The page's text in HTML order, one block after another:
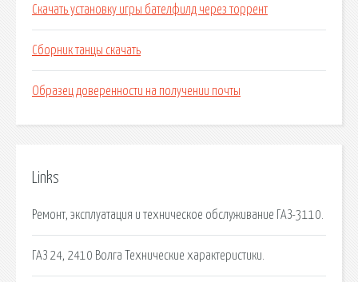
Скачать установку игры бателфилд через торрент
Сборник танцы скачать
Образец доверенности на получении почты
Links
Ремонт, эксплуатация и техническое обслуживание ГАЗ-3110.
ГАЗ 24, 2410 Волга Технические характеристики.